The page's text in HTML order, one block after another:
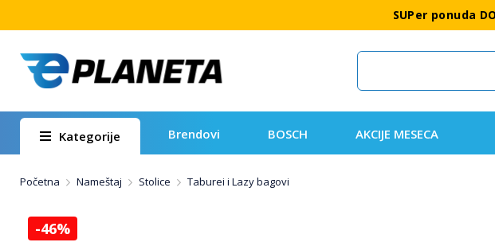
SUPer ponuda
Search
Kategorije Brendovi BOSCH AKCIJE MESECA
Početna Nameštaj Stolice Taburei i Lazy bagovi
-46%